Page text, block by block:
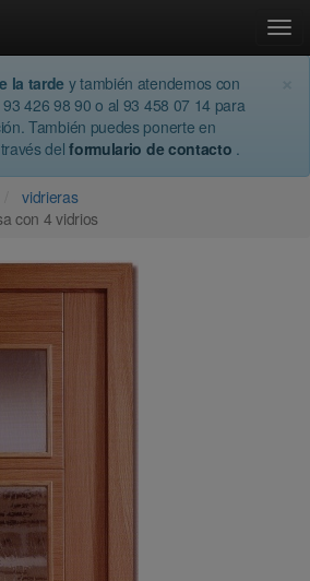
la tarde y también atendemos con
93 426 98 90 o al 93 458 07 14 para
También puedes ponerte en
del formulario de contacto .
vidrieras
con 4 vidrios